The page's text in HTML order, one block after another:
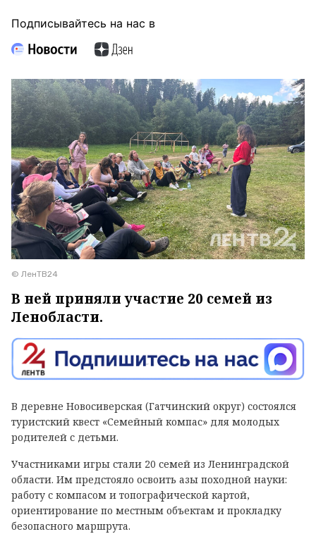
Подписывайтесь на нас в
© ЛенТВ24
В ней приняли участие 20 семей из
Ленобласти.
В деревне Новосиверская (Гатчинский округ) состоялся
туристский квест «Семейный компас» для молодых
родителей с детьми.
Участниками игры стали 20 семей из Ленинградской
области. Им предстояло освоить азы походной науки:
работу с компасом и топографической картой,
ориентирование по местным объектам и прокладку
безопасного маршрута.